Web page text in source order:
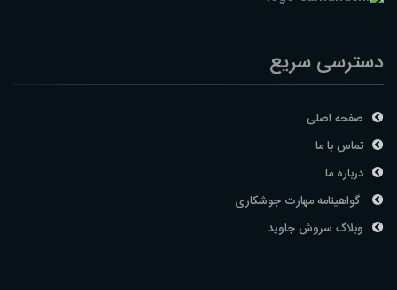
دسترسی سریع
صفحه اصلی
تماس با ما
درباره ما
گواهینامه مهارت جوشکاری
وبلاگ سروش جاوید